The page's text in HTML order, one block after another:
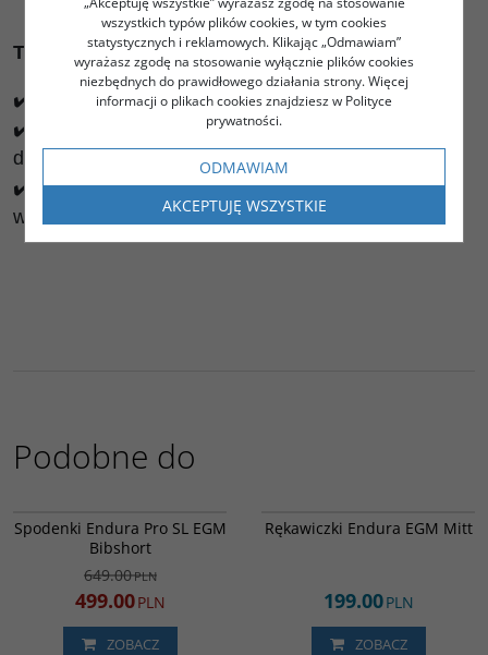
TEN MODEL JEST DLA CIEBIE JEŚLI:
✔️ Szukasz koszulki o dopasowanym kroju
✔️ Jeździsz na szosie, gravelu lub po prosu wolisz
dopasowany krój
✔️ Oczekujesz wysokich parametrów materiału bez
wysokiej ceny na metce
Podobne do
PROMOCJA
DARMOWA DOSTAWA
Spodenki Endura Pro SL EGM
Bibshort
649.00PLN
499.00PLN
ZOBACZ
Rękawiczki Endura EGM Mitt
199.00PLN
ZOBACZ
wszystkich typów plików cookies, w tym cookies
statystycznych i reklamowych. Klikając „Odmawiam”
wyrażasz zgodę na stosowanie wyłącznie plików cookies
niezbędnych do prawidłowego działania strony. Więcej
informacji o plikach cookies znajdziesz w Polityce
prywatności.
ODMAWIAM
AKCEPTUJĘ WSZYSTKIE